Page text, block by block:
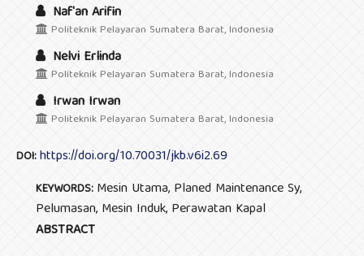
Naf'an Arifin
Politeknik Pelayaran Sumatera Barat, Indonesia
Nelvi Erlinda
Politeknik Pelayaran Sumatera Barat, Indonesia
Irwan Irwan
Politeknik Pelayaran Sumatera Barat, Indonesia
DOI:https://doi.org/10.70031/jkb.v6i2.69
KEYWORDS: Mesin Utama, Planed Maintenance Sy,
Pelumasan, Mesin Induk, Perawatan Kapal
ABSTRACT